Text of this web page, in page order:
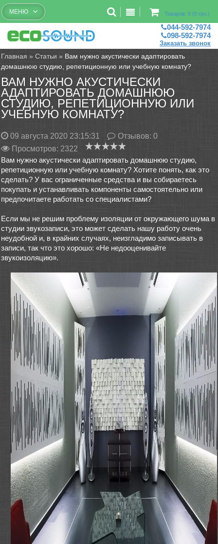
Бесплатный рассчет помещений
Товаров: 0 (0 грн.)
МЕНЮ
044-592-7974
098-592-7974
Заказать звонок
Главная »Статьи » Вам нужно акустически адаптировать
домашнюю студию, репетиционную или учебную комнату?
ВАМ НУЖНО АКУСТИЧЕСКИ
АДАПТИРОВАТЬ ДОМАШНЮЮ
СТУДИЮ, РЕПЕТИЦИОННУЮ ИЛИ
УЧЕБНУЮ КОМНАТУ?
09 августа 2020 23:15:31 Отзывов:0
Просмотров: 2322
Вам нужно акустически адаптировать домашнюю студию,
репетиционную или учебную комнату? Хотите понять, как это
сделать? У вас ограниченные средства и вы собираетесь
покупать и устанавливать компоненты самостоятельно или
предпочитаете работать со специалистами?
Если мы не решим проблему изоляции от окружающего шума в
студии звукозаписи, это может сделать нашу работу очень
неудобной и, в крайних случаях, неизгладимо записывать в
записи, так что это хорошо: «Не недооценивайте
звукоизоляцию».